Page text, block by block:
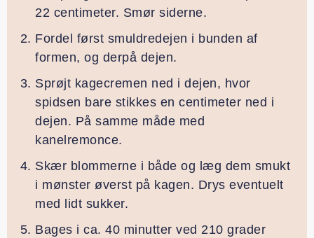
22 centimeter. Smør siderne.
Fordel først smuldredejen i bunden af
formen, og derpå dejen.
Sprøjt kagecremen ned i dejen, hvor
spidsen bare stikkes en centimeter ned i
dejen. På samme måde med
kanelremonce.
Skær blommerne i både og læg dem smukt
i mønster øverst på kagen. Drys eventuelt
med lidt sukker.
Bages i ca. 40 minutter ved 210 grader